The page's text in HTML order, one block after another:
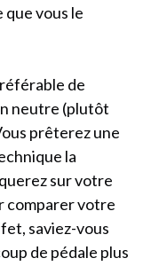
vous le
de
neutre (plutôt
prêterez une
la
sur votre
comparer votre
saviez-vous
de pédale plus